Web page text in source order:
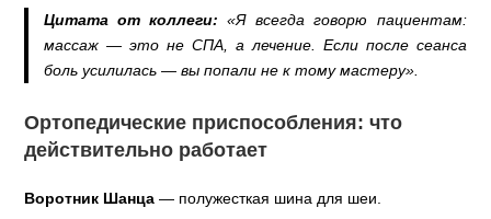
Цитата от коллеги: «Я всегда говорю пациентам:
массаж — это не СПА, а лечение. Если после сеанса
боль усилилась — вы попали не к тому мастеру».
Ортопедические приспособления: что
действительно работает
Воротник Шанца — полужесткая шина для шеи.